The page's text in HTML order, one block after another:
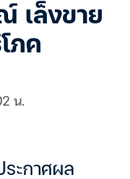
เล็งขาย
ภค
น.
ะกาศผล